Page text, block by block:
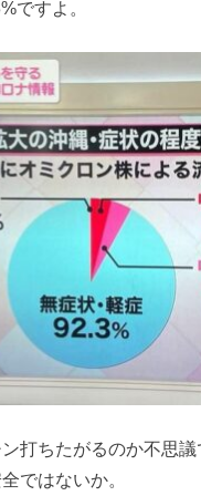
ですよ。
打ちたがるのか不思
ではないか。